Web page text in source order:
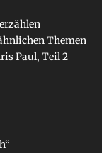
Themen
Paul, Teil 2